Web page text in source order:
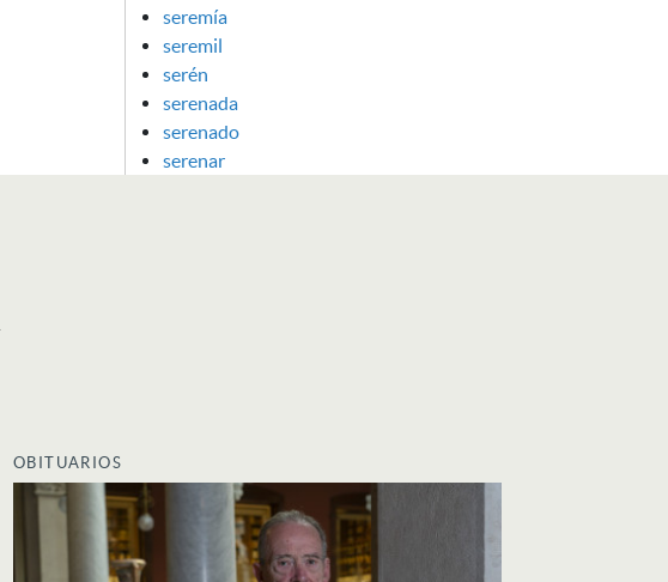
seremía
seremil
serén
serenada
serenado
serenar
OBITUARIOS